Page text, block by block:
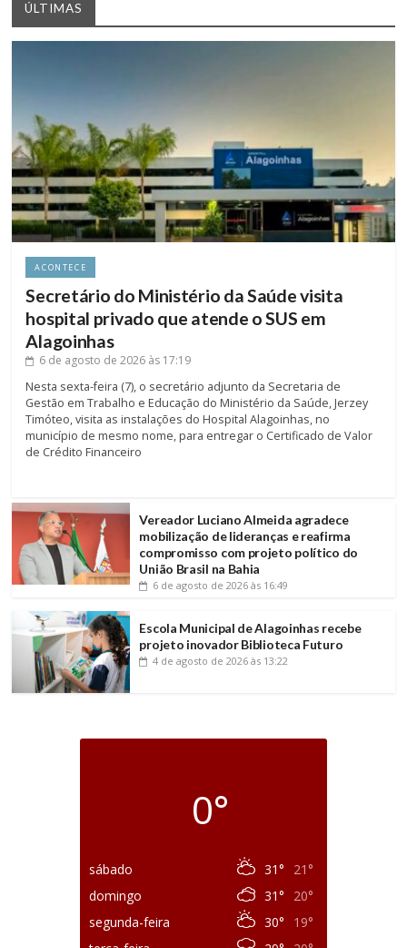
ÚLTIMAS
ACONTECE
Secretário do Ministério da Saúde visita
hospital privado que atende o SUS em
Alagoinhas
6 de agosto de 2026 às 17:19
Nesta sexta-feira (7), o secretário adjunto da Secretaria de
Gestão em Trabalho e Educação do Ministério da Saúde, Jerzey
Timóteo, visita as instalações do Hospital Alagoinhas, no
município de mesmo nome, para entregar o Certificado de Valor
de Crédito Financeiro
Vereador Luciano Almeida agradece
mobilização de lideranças e reafirma
compromisso com projeto político do
União Brasil na Bahia
6 de agosto de 2026 às 16:49
Escola Municipal de Alagoinhas recebe
projeto inovador Biblioteca Futuro
4 de agosto de 2026 às 13:22
0°
sábado 31°
21°
domingo
31°
20°
segunda-feira
30°
19°